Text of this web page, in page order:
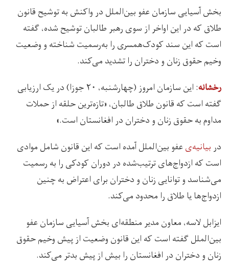
بخش آسیایی سازمان عفو بین‌الملل در واکنش به توشیح قانون
طلاق که در این اواخر از سوی رهبر طالبان توشیح شده، گفته
است که این سند کودک‌همسری را به‌رسمیت شناخته و وضعیت
وخیم حقوق زنان و دختران را تشدید می‌کند.
رخشانه
: اين سازمان امروز (چهارشنبه، ۲۰ جوزا) در یک ارزیابی
گفته است که قانون طلاق طالبان، «تازه‌ترین حلقه از حملات
مداوم به حقوق زنان و دختران در افغانستان است.»
دربیانیه‌یعفو بین‌الملل آمده است که این قانون شامل موادی
است که ازدواج‌های ترتیب‌شده در دوران کودکی را به رسمیت
می‌شناسد و توانایی زنان و دختران برای اعتراض به چنین
ازدواج‌ها یا طلاق را محدود می‌کند.
ایزابل لاسه، معاون مدیر منطقه‌ای بخش آسیایی سازمان عفو
بین‌الملل گفته است که این قانون وضعیت از پیش وخیم حقوق
زنان و دختران در افغانستان را بیش از پیش بدتر می‌کند.